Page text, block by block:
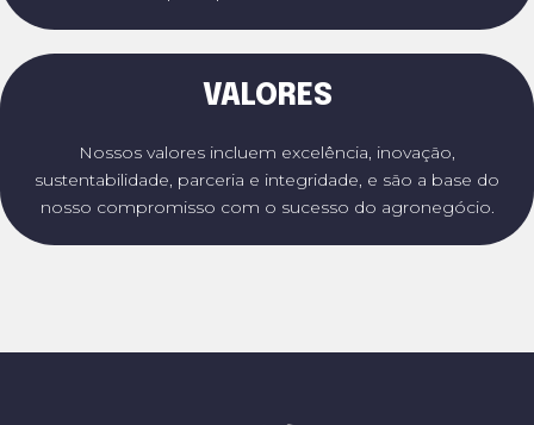
VALORES
Nossos valores incluem excelência, inovação,
sustentabilidade, parceria e integridade, e são a base do
nosso compromisso com o sucesso do agronegócio.